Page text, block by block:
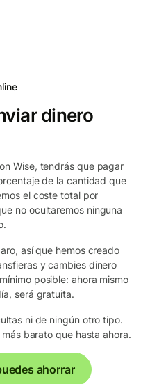
dinero
Wise, tendrás que pagar
de la cantidad que
el coste total por
no ocultaremos ninguna
así que hemos creado
y cambies dinero
posible: ahora mismo
será gratuita.
ni de ningún otro tipo.
barato que hasta ahora.
ahorrar